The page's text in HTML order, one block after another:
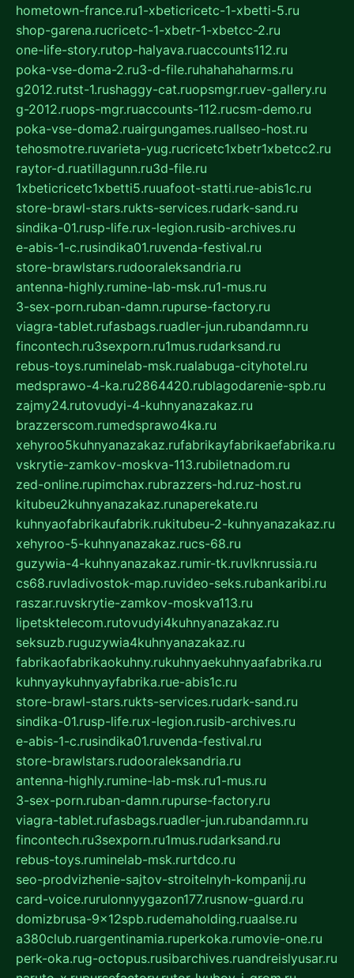
hometown-france.ru1-xbeticricetc-1-xbetti-5.ru
shop-garena.rucricetc-1-xbetr-1-xbetcc-2.ru
one-life-story.rutop-halyava.ruaccounts112.ru
poka-vse-doma-2.ru3-d-file.ruhahahaharms.ru
g2012.rutst-1.rushaggy-cat.ruopsmgr.ruev-gallery.ru
g-2012.ruops-mgr.ruaccounts-112.rucsm-demo.ru
poka-vse-doma2.ruairgungames.ruallseo-host.ru
tehosmotre.ruvarieta-yug.rucricetc1xbetr1xbetcc2.ru
raytor-d.ruatillagunn.ru3d-file.ru
1xbeticricetc1xbetti5.ruuafoot-statti.rue-abis1c.ru
store-brawl-stars.rukts-services.rudark-sand.ru
sindika-01.rusp-life.rux-legion.rusib-archives.ru
e-abis-1-c.rusindika01.ruvenda-festival.ru
store-brawlstars.rudooraleksandria.ru
antenna-highly.rumine-lab-msk.ru1-mus.ru
3-sex-porn.ruban-damn.rupurse-factory.ru
viagra-tablet.rufasbags.ruadler-jun.rubandamn.ru
fincontech.ru3sexporn.ru1mus.rudarksand.ru
rebus-toys.ruminelab-msk.rualabuga-cityhotel.ru
medsprawo-4-ka.ru2864420.rublagodarenie-spb.ru
zajmy24.rutovudyi-4-kuhnyanazakaz.ru
brazzerscom.rumedsprawo4ka.ru
xehyroo5kuhnyanazakaz.rufabrikayfabrikaefabrika.ru
vskrytie-zamkov-moskva-113.rubiletnadom.ru
zed-online.rupimchax.rubrazzers-hd.ruz-host.ru
kitubeu2kuhnyanazakaz.runaperekate.ru
kuhnyaofabrikaufabrik.rukitubeu-2-kuhnyanazakaz.ru
xehyroo-5-kuhnyanazakaz.rucs-68.ru
guzywia-4-kuhnyanazakaz.rumir-tk.ruvlknrussia.ru
cs68.ruvladivostok-map.ruvideo-seks.rubankaribi.ru
raszar.ruvskrytie-zamkov-moskva113.ru
lipetsktelecom.rutovudyi4kuhnyanazakaz.ru
seksuzb.ruguzywia4kuhnyanazakaz.ru
fabrikaofabrikaokuhny.rukuhnyaekuhnyaafabrika.ru
kuhnyaykuhnyayfabrika.rue-abis1c.ru
store-brawl-stars.rukts-services.rudark-sand.ru
sindika-01.rusp-life.rux-legion.rusib-archives.ru
e-abis-1-c.rusindika01.ruvenda-festival.ru
store-brawlstars.rudooraleksandria.ru
antenna-highly.rumine-lab-msk.ru1-mus.ru
3-sex-porn.ruban-damn.rupurse-factory.ru
viagra-tablet.rufasbags.ruadler-jun.rubandamn.ru
fincontech.ru3sexporn.ru1mus.rudarksand.ru
rebus-toys.ruminelab-msk.rurtdco.ru
seo-prodvizhenie-sajtov-stroitelnyh-kompanij.ru
card-voice.rurulonnyygazon177.rusnow-guard.ru
domizbrusa-9x12spb.rudemaholding.ruaalse.ru
a380club.ruargentinamia.ruperkoka.rumovie-one.ru
perk-oka.rug-octopus.rusibarchives.ruandreislyusar.ru